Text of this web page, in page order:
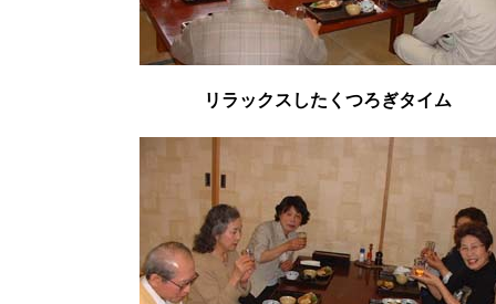
リラックスしたくつろぎタイム